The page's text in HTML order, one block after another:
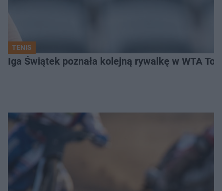
TENIS
Iga Świątek poznała kolejną rywalkę w WTA